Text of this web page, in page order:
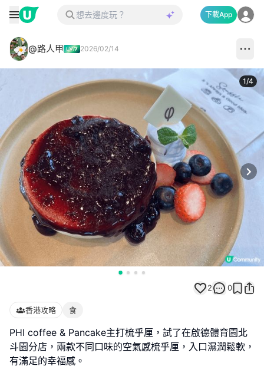
下載App
@路人甲 2026/02/14
1/4
2 0
香港攻略 食
PHI coffee & Pancake主打梳乎厘，試了在啟德體育園北
斗園分店，兩款不同口味的空氣感梳乎厘，入口濕潤鬆軟，